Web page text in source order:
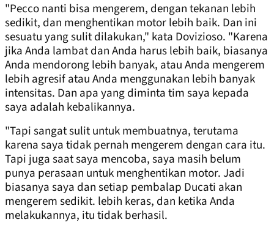
"Pecco nanti bisa mengerem, dengan tekanan lebih
sedikit, dan menghentikan motor lebih baik. Dan ini
sesuatu yang sulit dilakukan," kata Dovizioso. "Karena
jika Anda lambat dan Anda harus lebih baik, biasanya
Anda mendorong lebih banyak, atau Anda mengerem
lebih agresif atau Anda menggunakan lebih banyak
intensitas. Dan apa yang diminta tim saya kepada
saya adalah kebalikannya.
"Tapi sangat sulit untuk membuatnya, terutama
karena saya tidak pernah mengerem dengan cara itu.
Tapi juga saat saya mencoba, saya masih belum
punya perasaan untuk menghentikan motor. Jadi
biasanya saya dan setiap pembalap Ducati akan
mengerem sedikit. lebih keras, dan ketika Anda
melakukannya, itu tidak berhasil.